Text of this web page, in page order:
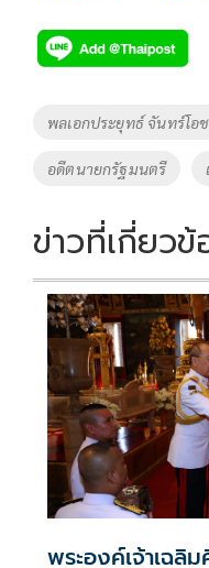
e
b
o
k
tt
er
p
y
Li
n
k
Tags
พลเอกประยุทธ์ จันทร์โอ
อดีตนายกรัฐมนตรี
ข่าวที่เกี่ยวข้
พระองค์เจ้าเฉ